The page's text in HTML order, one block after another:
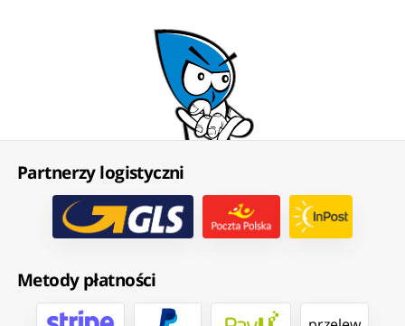
Partnerzy logistyczni
Metody płatności